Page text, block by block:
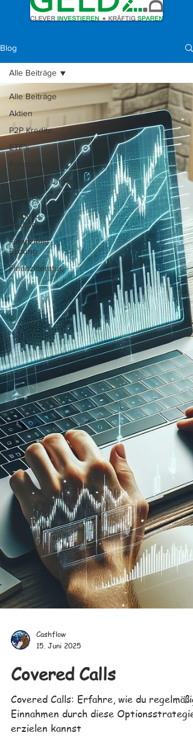
Blog
Alle Beiträge
Aktien
P2P Kredite
ETF's
Rohstoffe
Kryptowährungen
Mindset
Portfolio
Update
Finanzielle
Bildung
Finanzliteratur
Alle Beiträge
Cashflow
15. Juni 2025
Covered Calls
Covered Calls: Erfahre, wie du
Einnahmen durch diese Optionsstrategie